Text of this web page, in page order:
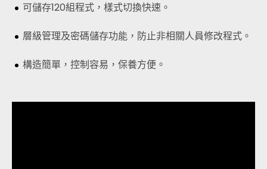
可儲存120組程式，樣式切換快速。
層級管理及密碼儲存功能，防止非相關人員修改程式。
構造簡單，控制容易，保養方便。